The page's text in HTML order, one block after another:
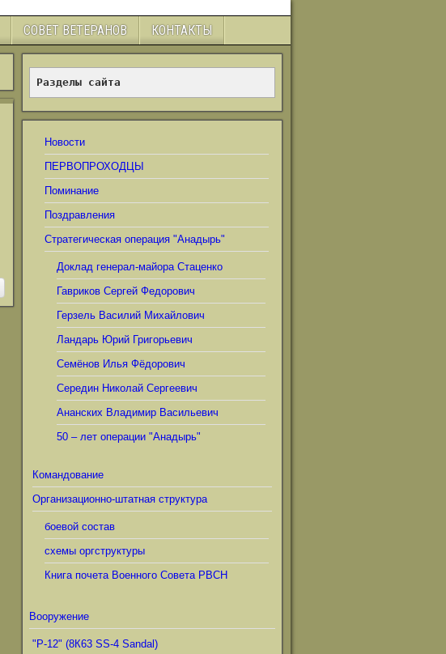
СОВЕТ ВЕТЕРАНОВ КОНТАКТЫ
Разделы сайта
Новости
ПЕРВОПРОХОДЦЫ
Поминание
Поздравления
Стратегическая операция "Анадырь"
Доклад генерал-майора Стаценко
Гавриков Сергей Федорович
Герзель Василий Михайлович
Ландарь Юрий Григорьевич
Семёнов Илья Фёдорович
Середин Николай Сергеевич
Ананских Владимир Васильевич
50 – лет операции "Анадырь"
Командование
Организационно-штатная структура
боевой состав
схемы оргструктуры
Книга почета Военного Совета РВСН
Вооружение
"Р-12" (8К63 SS-4 Sandal)